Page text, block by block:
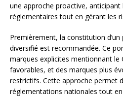
une approche proactive, anticipant
réglementaires tout en gérant les
Premièrement, la constitution d’un
diversifié est recommandée. Ce
marques explicites mentionnant le
favorables, et des marques plus
restrictifs. Cette approche permet
réglementations nationales tout